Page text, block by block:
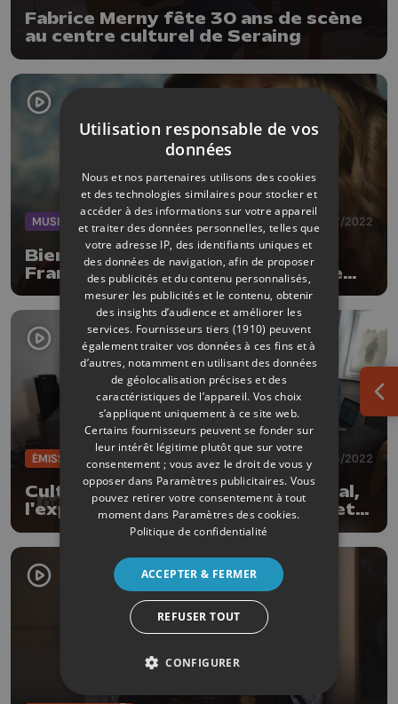
Fabrice Merny fête 30 ans de scène
au centre culturel de Seraing
MUSIQUE 03/07/2022
Bientôt sur la scène des
Francofolies, Olive nous présente
"L'ère de rien" son premier EP
ÉMISSIONS 30/06/2022
CultureL avec le Supervue Festival,
l'expo Trésors de Zahara Gomez et
le nouvel EP d'Olive
Utilisation responsable de vos
données
Nous et nos partenaires utilisons des cookies
et des technologies similaires pour stocker et
accéder à des informations sur votre appareil
et traiter des données personnelles, telles que
votre adresse IP, des identifiants uniques et
des données de navigation, afin de proposer
des publicités et du contenu personnalisés,
mesurer les publicités et le contenu, obtenir
des insights d’audience et améliorer les
services. Fournisseurs tiers (1910) peuvent
également traiter vos données à ces fins et à
d’autres, notamment en utilisant des données
de géolocalisation précises et des
caractéristiques de l’appareil. Vos choix
s’appliquent uniquement à ce site web.
Certains fournisseurs peuvent se fonder sur
leur intérêt légitime plutôt que sur votre
consentement ; vous avez le droit de vous y
opposer dans Paramètres publicitaires. Vous
pouvez retirer votre consentement à tout
moment dans Paramètres des cookies.
Politique de confidentialité
ACCEPTER & FERMER
REFUSER TOUT
CONFIGURER